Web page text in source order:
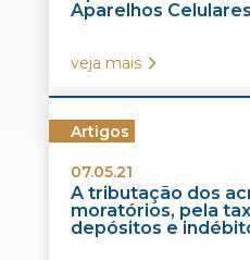
Aparelhos Celulares
veja mais
Artigos
07.05.21
A tributação dos
moratórios, pela
depósitos e